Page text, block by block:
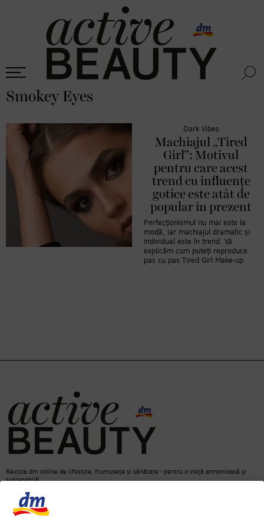
Smokey Eyes
Dark Vibes
Machiajul „Tired
Girl”: Motivul
pentru care acest
trend cu influențe
gotice este atât de
popular în prezent
Perfecționismul nu mai este la
modă, iar machiajul dramatic și
individual este în trend. Vă
explicăm cum puteți reproduce
pas cu pas Tired Girl Make-up.
Revista dm online de lifestyle, frumusețe și sănătate - pentru o viață armonioasă și
sustenabilă.